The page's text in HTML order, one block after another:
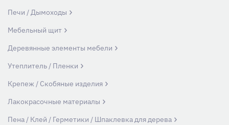
Печи / Дымоходы
Мебельный щит
Деревянные элементы мебели
Утеплитель / Пленки
Крепеж / Скобяные изделия
Лакокрасочные материалы
Пена / Клей / Герметики / Шпаклевка для дерева